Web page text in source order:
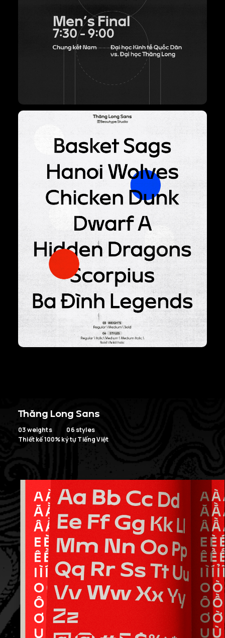
Thăng Long Sans
03 weights
06 styles
Thiết kế 100% ký tựTiếng Việt